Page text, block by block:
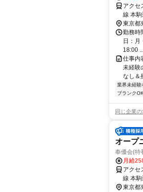
アクセ
線 本
東京都
勤務時
日：月
18:00
仕事内
未経験
なし＆
業界未経験
ブランクOK
同じ企業の
オープ
奉優会(特
月給
アクセ
線 本
東京都